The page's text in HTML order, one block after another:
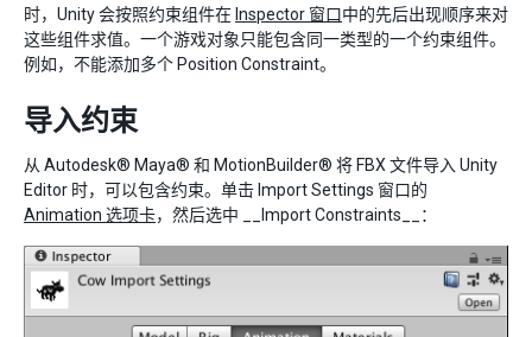
时，Unity 会按照约束组件在Inspector 窗口中的先后出现顺序来对
这些组件求值。一个游戏对象只能包含同一类型的一个约束组件。
例如，不能添加多个 Position Constraint。
导入约束
从 Autodesk® Maya® 和 MotionBuilder® 将 FBX 文件导入 Unity
Editor 时，可以包含约束。单击 Import Settings 窗口的
Animation 选项卡，然后选中 __Import Constraints__：